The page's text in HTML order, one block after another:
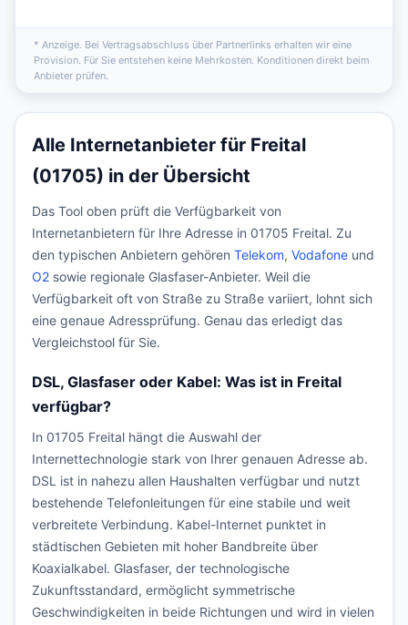
* Anzeige. Bei Vertragsabschluss über Partnerlinks erhalten wir eine
Provision. Für Sie entstehen keine Mehrkosten. Konditionen direkt beim
Anbieter prüfen.
Alle Internetanbieter für Freital
(01705) in der Übersicht
Das Tool oben prüft die Verfügbarkeit von
Internetanbietern für Ihre Adresse in 01705 Freital. Zu
den typischen Anbietern gehören Telekom, Vodafone und
O2 sowie regionale Glasfaser-Anbieter. Weil die
Verfügbarkeit oft von Straße zu Straße variiert, lohnt sich
eine genaue Adressprüfung. Genau das erledigt das
Vergleichstool für Sie.
DSL, Glasfaser oder Kabel: Was ist in Freital
verfügbar?
In 01705 Freital hängt die Auswahl der
Internettechnologie stark von Ihrer genauen Adresse ab.
DSL ist in nahezu allen Haushalten verfügbar und nutzt
bestehende Telefonleitungen für eine stabile und weit
verbreitete Verbindung. Kabel-Internet punktet in
städtischen Gebieten mit hoher Bandbreite über
Koaxialkabel. Glasfaser, der technologische
Zukunftsstandard, ermöglicht symmetrische
Geschwindigkeiten in beide Richtungen und wird in vielen